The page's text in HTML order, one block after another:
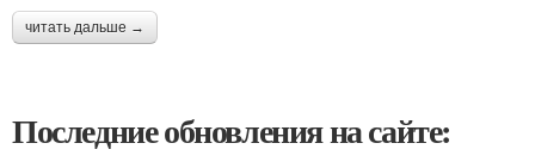
читать дальше →
Последние обновления на сайте: